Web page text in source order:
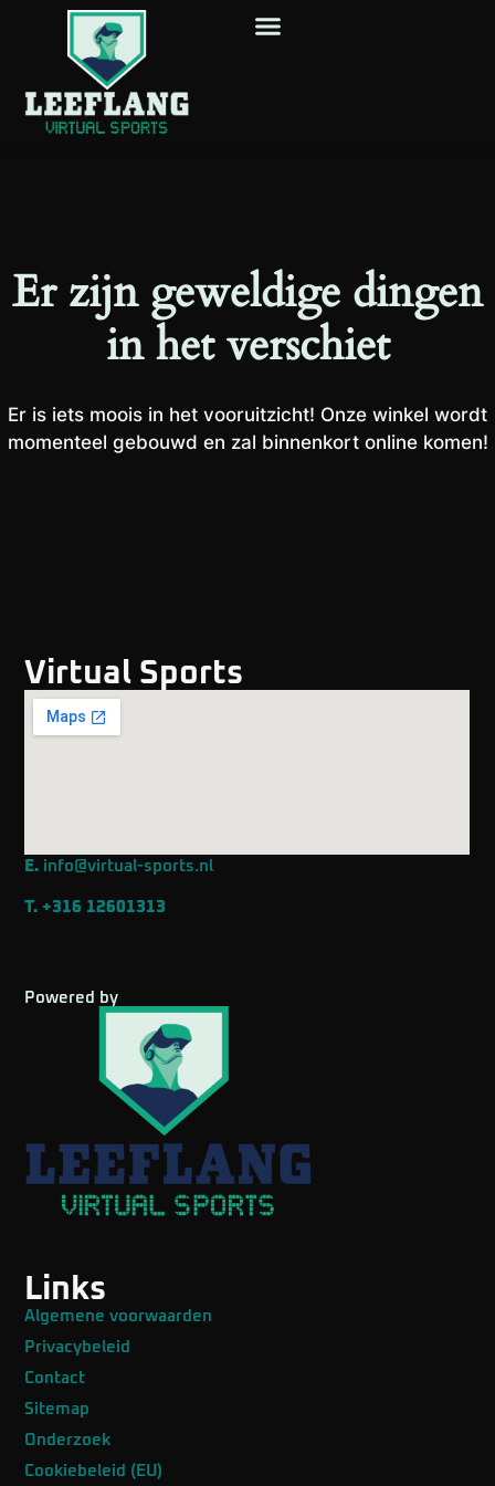
Er zijn geweldige dingen
in het verschiet
Er is iets moois in het vooruitzicht! Onze winkel wordt
momenteel gebouwd en zal binnenkort online komen!
Virtual Sports
E. info@virtual-sports.nl
T. +316 12601313
Links
Algemene voorwaarden
Privacybeleid
Contact
Sitemap
Onderzoek
Cookiebeleid (EU)
Powered by